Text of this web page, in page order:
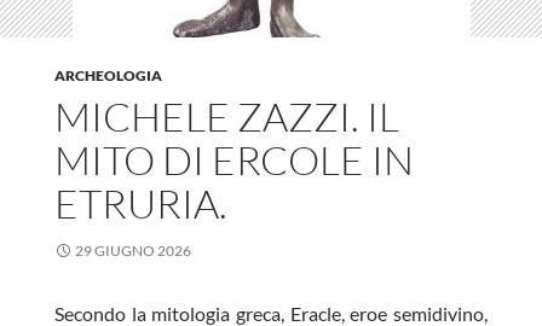
ARCHEOLOGIA
MICHELE ZAZZI. IL
MITO DI ERCOLE IN
ETRURIA.
29 GIUGNO 2026
Secondo la mitologia greca, Eracle, eroe semidivino,